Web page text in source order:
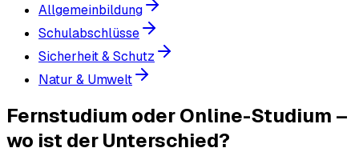
Allgemeinbildung
Schulabschlüsse
Sicherheit & Schutz
Natur & Umwelt
Fernstudium oder Online-Studium –
wo ist der Unterschied?